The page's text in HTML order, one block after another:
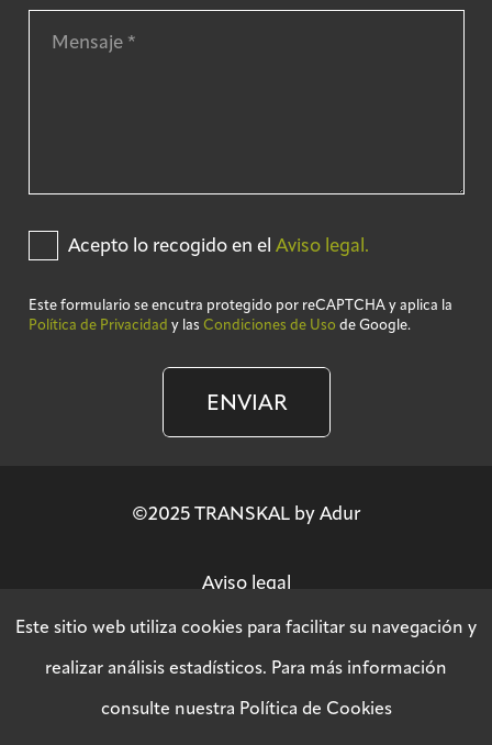
Acepto lo recogido en el Aviso legal.
Este formulario se encutra protegido por reCAPTCHA y aplica la
Política de Privacidad y las Condiciones de Uso de Google.
ENVIAR
©2025 TRANSKAL by Adur
Aviso legal
Política SGSI
Este sitio web utiliza cookies para facilitar su navegación y
realizar análisis estadísticos. Para más información
consulte nuestra Política de Cookies